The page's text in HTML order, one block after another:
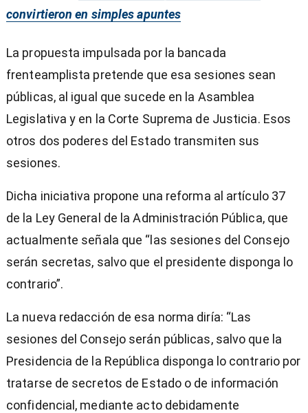
convirtieron en simples apuntes
La propuesta impulsada por la bancada
frenteamplista pretende que esa sesiones sean
públicas, al igual que sucede en la Asamblea
Legislativa y en la Corte Suprema de Justicia. Esos
otros dos poderes del Estado transmiten sus
sesiones.
Dicha iniciativa propone una reforma al artículo 37
de la Ley General de la Administración Pública, que
actualmente señala que “las sesiones del Consejo
serán secretas, salvo que el presidente disponga lo
contrario”.
La nueva redacción de esa norma diría: “Las
sesiones del Consejo serán públicas, salvo que la
Presidencia de la República disponga lo contrario por
tratarse de secretos de Estado o de información
confidencial, mediante acto debidamente